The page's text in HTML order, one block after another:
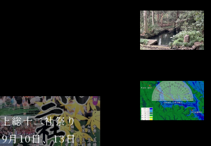
上総十二社祭り
9月10日、13日